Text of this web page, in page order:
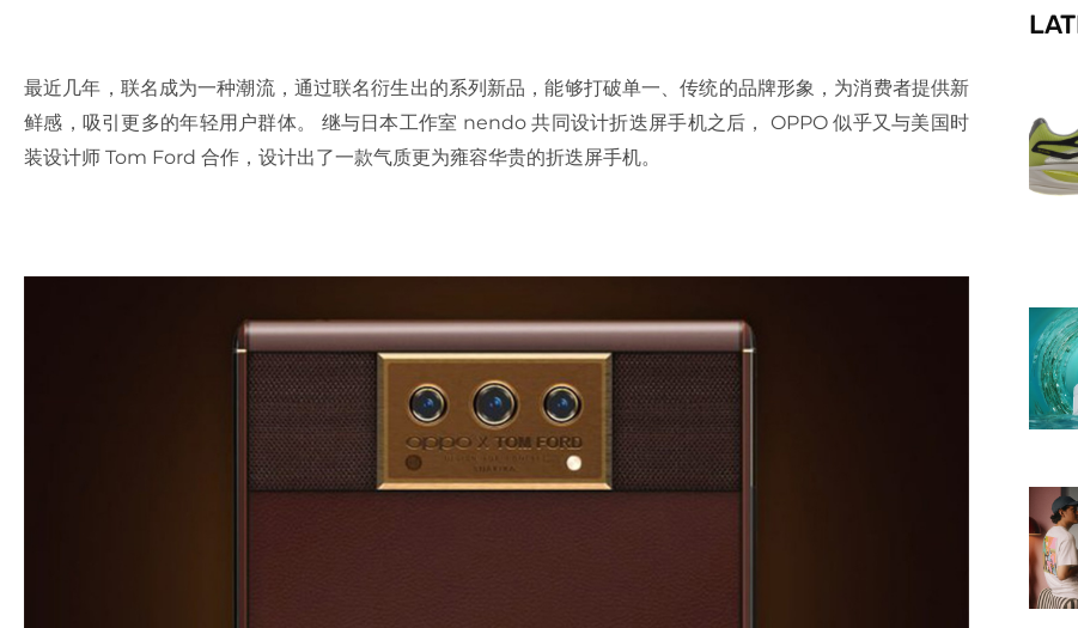
最近几年，联名成为一种潮流，通过联名衍生出的系列新品，能够打破单一、传统的品牌形象，为消费者提供新
鲜感，吸引更多的年轻用户群体。 继与日本工作室 nendo 共同设计折迭屏手机之后， OPPO 似乎又与美国时
装设计师 Tom Ford 合作，设计出了一款气质更为雍容华贵的折迭屏手机。
-
f